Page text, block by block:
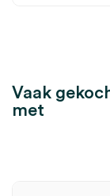
Vaak
met